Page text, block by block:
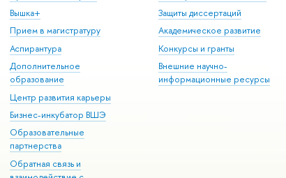
Вышка+
Прием в магистратуру
Аспирантура
Дополнительное
образование
Центр развития карьеры
Бизнес-инкубатор ВШЭ
Образовательные
партнерства
Обратная связь и
Защиты диссертаций
Академическое развитие
Конкурсы и гранты
Внешние научно-
информационные ресурсы